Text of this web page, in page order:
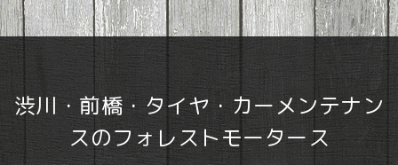
渋川・前橋・タイヤ・カーメンテナン
スのフォレストモータース